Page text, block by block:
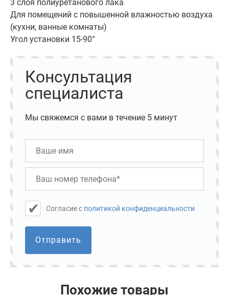
3 слоя полиуретанового лака
Для помещений с повышенной влажностью воздуха
(кухни, ванные комнаты)
Угол установки 15-90°
Консультация
специалиста
Мы свяжемся с вами в течение 5 минут
Cогласие с политикой конфиденциальности
Отправить
Похожие товары